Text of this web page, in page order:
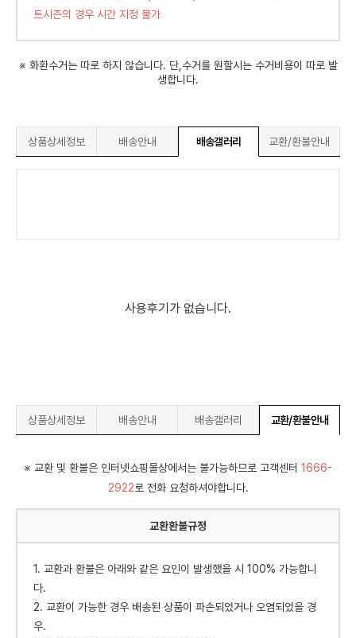
트시즌의 경우 시간 지정 불가
※ 화환수거는 따로 하지 않습니다. 단,수거를 원할시는 수거비용이 따로 발
생합니다.
상품상세정보 배송안내 배송갤러리 교환/환불안내
사용후기가 없습니다.
상품상세정보 배송안내 배송갤러리 교환/환불안내
※ 교환 및 환불은 인터넷쇼핑몰상에서는 불가능하므로 고객센터 1666-
2922로 전화 요청하셔야합니다.
교환환불규정
1. 교환과 환불은 아래와 같은 요인이 발생했을 시 100% 가능합니
다.
2. 교환이 가능한 경우 배송된 상품이 파손되었거나 오염되었을 경
우.